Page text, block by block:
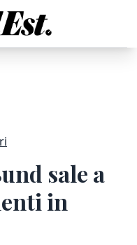
sale a
in